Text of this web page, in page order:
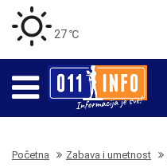
27 ℃
Početna Zabava i umetnost